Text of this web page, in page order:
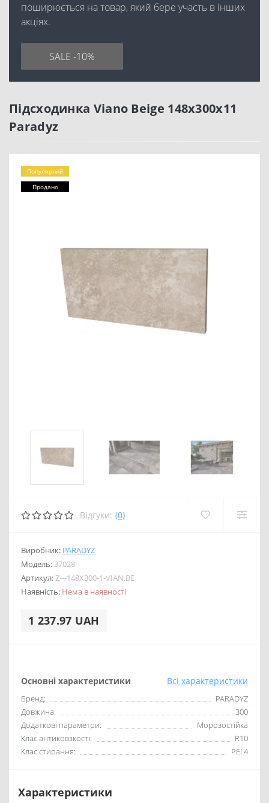
поширюється на товар, який бере участь в інших
акціях.
SALE -10%
Підсходинка Viano Beige 148x300x11
Paradyz
Популярний
Продано
Відгуки: (0)
Виробник: PARADYZ
Модель: 37028
Артикул:Z---148X300-1-VIAN.BE
Наявність: Нема в наявності
1 237.97 UAH
Основні характеристики Всі характеристики
Бренд:
PARADYZ
Довжина:
300
Додаткові параметри:
Морозостійка
Клас антиковзкості:
R10
Клас стирання:
PEI 4
Характеристики